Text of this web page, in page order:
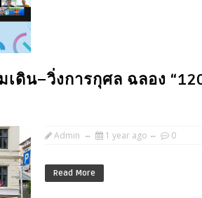
เดิน–วิ่งการกุศล ฉลอง
Admin 1 year ago 0
Read More